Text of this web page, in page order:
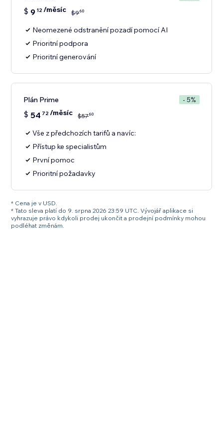
$ 9 12/měsíc $960
Neomezené odstranění pozadí pomocí AI
Prioritní podpora
Prioritní generování
Plán Prime - 5%
$ 54 72/měsíc $5760
Vše z předchozích tarifů a navíc:
Přístup ke specialistům
První pomoc
Prioritní požadavky
* Cena je v USD.
* Tato sleva platí do 9. srpna 2026 23:59 UTC. Vývojář aplikace si
vyhrazuje právo kdykoli prodej ukončit a prodejní podmínky mohou
podléhat změnám.